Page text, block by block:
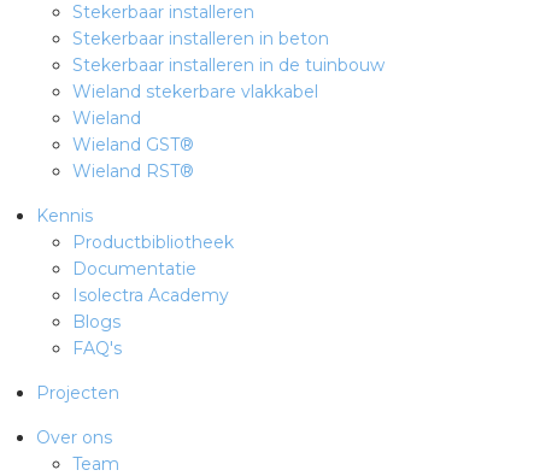
Stekerbaar installeren
Stekerbaar installeren in beton
Stekerbaar installeren in de tuinbouw
Wieland stekerbare vlakkabel
Wieland
Wieland GST®
Wieland RST®
Kennis
Productbibliotheek
Documentatie
Isolectra Academy
Blogs
FAQ's
Projecten
Over ons
Team